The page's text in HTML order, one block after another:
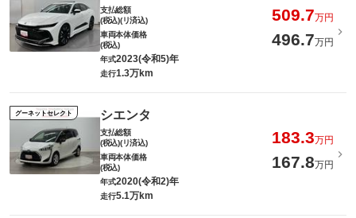
支払総額
(税込)(リ済込)
509.7万円
車両本体価格
(税込)
496.7万円
年式2023(令和5)年
走行1.3万km
グーネットセレクト シエンタ
支払総額
(税込)(リ済込)
183.3万円
車両本体価格
(税込)
167.8万円
年式2020(令和2)年
走行5.1万km